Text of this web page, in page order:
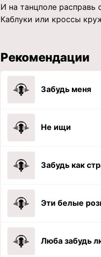
И на танцполе расправь
Каблуки или кроссы
Рекомендации
Забудь меня
Не ищи
Люба забудь